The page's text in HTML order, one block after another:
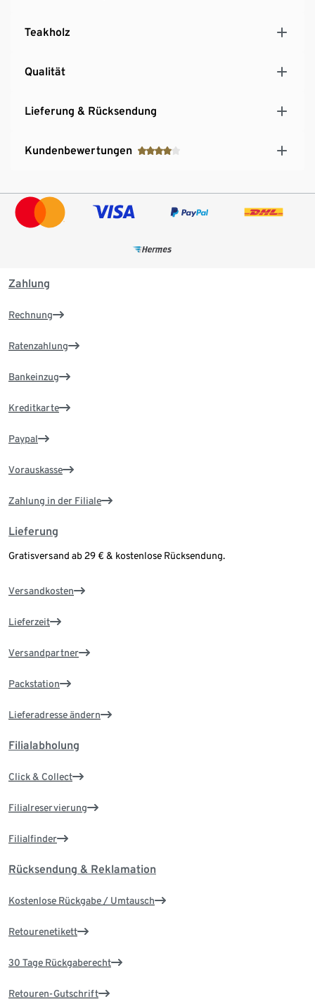
Teakholz
Qualität
Lieferung & Rücksendung
Kundenbewertungen
Zahlung
Rechnung
Ratenzahlung
Bankeinzug
Kreditkarte
Paypal
Vorauskasse
Zahlung in der Filiale
Lieferung
Gratisversand ab 29 € & kostenlose Rücksendung.
Versandkosten
Lieferzeit
Versandpartner
Packstation
Lieferadresse ändern
Filialabholung
Click & Collect
Filialreservierung
Filialfinder
Rücksendung & Reklamation
Kostenlose Rückgabe / Umtausch
Retourenetikett
30 Tage Rückgaberecht
Retouren-Gutschrift